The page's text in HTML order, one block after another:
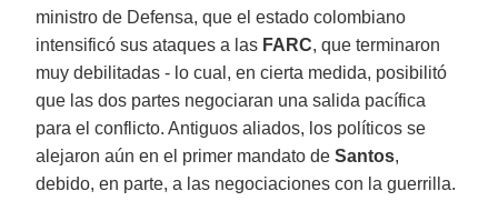
ministro de Defensa, que el estado colombiano
intensificó sus ataques a las FARC, que terminaron
muy debilitadas - lo cual, en cierta medida, posibilitó
que las dos partes negociaran una salida pacífica
para el conflicto. Antiguos aliados, los políticos se
alejaron aún en el primer mandato deSantos,
debido, en parte, a las negociaciones con la guerrilla.